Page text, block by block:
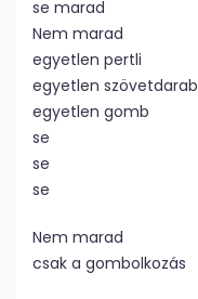
se marad
Nem marad
egyetlen pertli
egyetlen szövetdarab
egyetlen gomb
se
se
se
Nem marad
csak a gombolkozás